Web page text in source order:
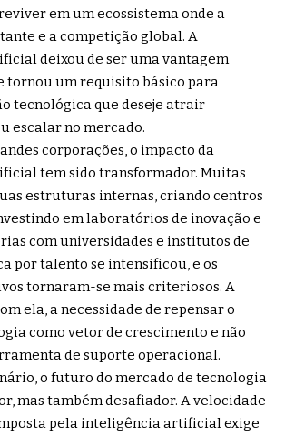
em um ecossistema onde a
e a competição global. A
deixou de ser uma vantagem
tornou um requisito básico para
tecnológica que deseje atrair
escalar no mercado.
corporações, o impacto da
tem sido transformador. Muitas
estruturas internas, criando centros
em laboratórios de inovação e
com universidades e institutos de
por talento se intensificou, e os
tornaram-se mais criteriosos. A
ela, a necessidade de repensar o
como vetor de crescimento e não
de suporte operacional.
o futuro do mercado de tecnologia
mas também desafiador. A velocidade
pela inteligência artificial exige